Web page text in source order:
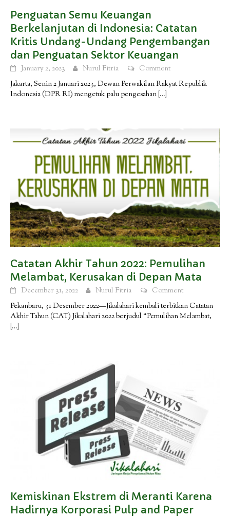
Penguatan Semu Keuangan
Berkelanjutan di Indonesia: Catatan
Kritis Undang-Undang Pengembangan
dan Penguatan Sektor Keuangan
January 2, 2023 Nurul Fitria
Comment
Jakarta, Senin 2 Januari 2023, Dewan Perwakilan Rakyat Republik
Indonesia (DPR RI) mengetuk palu pengesahan […]
Catatan Akhir Tahun 2022: Pemulihan
Melambat, Kerusakan di Depan Mata
December 31, 2022 Nurul Fitria
Comment
Pekanbaru, 31 Desember 2022—Jikalahari kembali terbitkan Catatan
Akhir Tahun (CAT) Jikalahari 2022 berjudul “Pemulihan Melambat,
[…]
Kemiskinan Ekstrem di Meranti Karena
Hadirnya Korporasi Pulp and Paper